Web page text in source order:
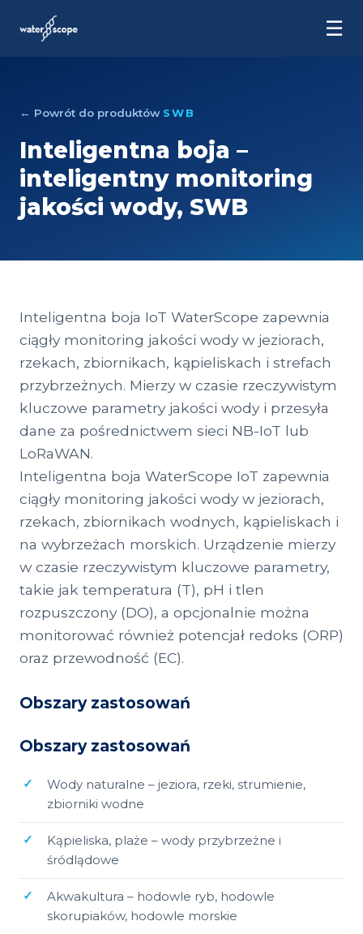
☰
← Powrót do produktów SWB
Inteligentna boja –
inteligentny monitoring
jakości wody, SWB
Inteligentna boja IoT WaterScope zapewnia
ciągły monitoring jakości wody w jeziorach,
rzekach, zbiornikach, kąpieliskach i strefach
przybrzeżnych. Mierzy w czasie rzeczywistym
kluczowe parametry jakości wody i przesyła
dane za pośrednictwem sieci NB-IoT lub
LoRaWAN.
Inteligentna boja WaterScope IoT zapewnia
ciągły monitoring jakości wody w jeziorach,
rzekach, zbiornikach wodnych, kąpieliskach i
na wybrzeżach morskich. Urządzenie mierzy
w czasie rzeczywistym kluczowe parametry,
takie jak temperatura (T), pH i tlen
rozpuszczony (DO), a opcjonalnie można
monitorować również potencjał redoks (ORP)
oraz przewodność (EC).
Obszary zastosowań
Obszary zastosowań
Wody naturalne – jeziora, rzeki, strumienie,
zbiorniki wodne
Kąpieliska, plaże – wody przybrzeżne i
śródlądowe
Akwakultura – hodowle ryb, hodowle
skorupiaków, hodowle morskie